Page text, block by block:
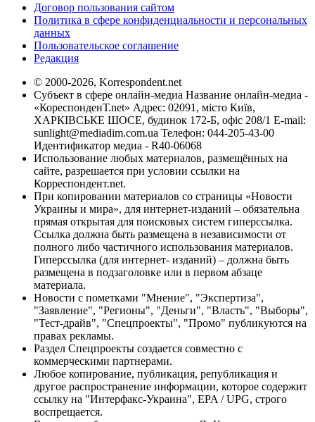
Договор пользования сайтом
Политика в сфере конфиденциальности и персональных
данных
Пользовательское соглашение
Редакция
© 2000-2026, Korrespondent.net
Субъект в сфере онлайн-медиа Название онлайн-медиа -
«КореспонденТ.net» Адрес: 02091, місто Київ,
ХАРКІВСЬКЕ ШОСЕ, будинок 172-Б, офіс 208/1 E-mail:
sunlight@mediadim.com.ua Телефон: 044-205-43-00
Идентификатор медиа - R40-06068
Использование любых материалов, размещённых на
сайте, разрешается при условии ссылки на
Корреспондент.net.
При копировании материалов со страницы «Новости
Украины и мира», для интернет-изданий – обязательна
прямая открытая для поисковых систем гиперссылка.
Ссылка должна быть размещена в независимости от
полного либо частичного использования материалов.
Гиперссылка (для интернет- изданий) – должна быть
размещена в подзаголовке или в первом абзаце
материала.
Новости с пометками "Мнение", "Экспертиза",
"Заявление", "Регионы", "Деньги", "Власть", "Выборы",
"Тест-драйв", "Спецпроекты", "Промо" публикуются на
правах рекламы.
Раздел Спецпроекты создается совместно с
коммерческими партнерами.
Любое копирование, публикация, републикация и
другое распространение информации, которое содержит
ссылку на "Интерфакс-Украина", EPA / UPG, строго
воспрещается.